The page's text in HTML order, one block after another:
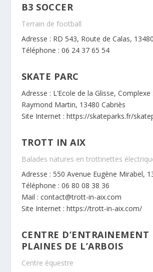
B3 SOCCER
Terrain de football
Adresse : RD 543, Route de Calas,
Téléphone : 06 24 37 65 54
SKATE PARC
Adresse : L’Ecole de la Glisse,
Raymond Martin, 13480 Cabriès
Site Internet : https://skateparks.fr/
TROTT IN AIX
Balades natures en trottinettes
Adresse : 550 Avenue Eugène Mirabel,
Téléphone : 06 80 08 38 36
Mail : contact@trott-in-aix.com
Site Internet : https://trott-in-aix.com/
CENTRE D’ENTRAINEMENT
PLAINES DE L’ARBOIS
Centre équestre